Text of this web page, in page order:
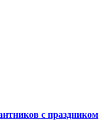
с праздником